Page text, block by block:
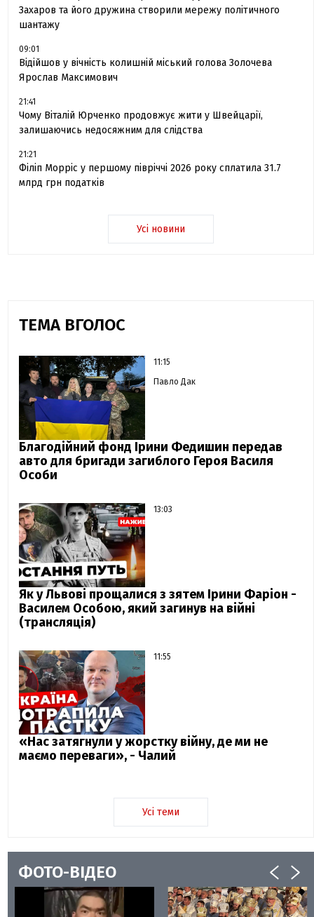
Захаров та його дружина створили мережу політичного
шантажу
09:01
Відійшов у вічність колишній міський голова Золочева
Ярослав Максимович
21:41
Чому Віталій Юрченко продовжує жити у Швейцарії,
залишаючись недосяжним для слідства
21:21
Філіп Морріс у першому півріччі 2026 року сплатила 31.7
млрд грн податків
Усі новини
ТЕМА ВГОЛОС
11:15
Павло Дак
Благодійний фонд Ірини Федишин передав
авто для бригади загиблого Героя Василя
Особи
13:03
Як у Львові прощалися з зятем Ірини Фаріон -
Василем Особою, який загинув на війні
(трансляція)
11:55
«Нас затягнули у жорстку війну, де ми не
маємо переваги», - Чалий
Усі теми
ФОТО-ВІДЕО